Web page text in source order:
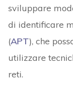
sviluppare
di identificare
(APT), che
utilizzare
reti.